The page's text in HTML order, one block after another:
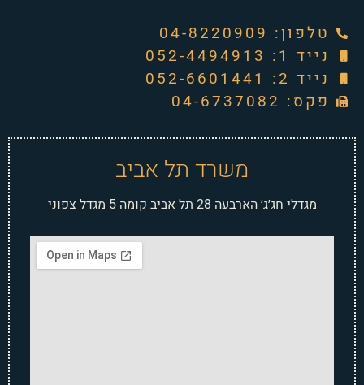
טלפון: ‭04-8220909‬
נייד 1: 052-4494913
נייד 2: 052-6601441
פקס: 04-6737082
משרד תל אביב
מגדלי חג׳ג׳ הארבעה 28 תל אביב קומה 5 מגדל צפוני